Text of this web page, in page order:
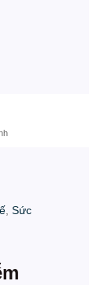
, Sức